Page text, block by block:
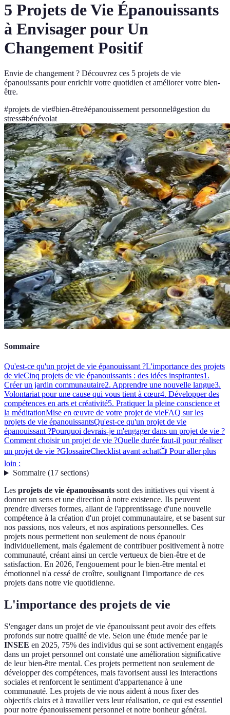
5 Projets de Vie Épanouissants
à Envisager pour Un
Changement Positif
Envie de changement ? Découvrez ces 5 projets de vie
épanouissants pour enrichir votre quotidien et améliorer votre bien-
être.
#projets de vie#bien-être#épanouissement personnel#gestion du
stress#bénévolat
Sommaire
Qu'est-ce qu'un projet de vie épanouissant ?L'importance des projets
de vieCinq projets de vie épanouissants : des idées inspirantes1.
Créer un jardin communautaire2. Apprendre une nouvelle langue3.
Volontariat pour une cause qui vous tient à cœur4. Développer des
compétences en arts et créativité5. Pratiquer la pleine conscience et
la méditationMise en œuvre de votre projet de vieFAQ sur les
projets de vie épanouissantsQu'est-ce qu'un projet de vie
épanouissant ?Pourquoi devrais-je m'engager dans un projet de vie ?
Comment choisir un projet de vie ?Quelle durée faut-il pour réaliser
un projet de vie ?GlossaireChecklist avant achat📺 Pour aller plus
loin :
Sommaire(17 sections)
Les projets de vie épanouissants sont des initiatives qui visent à
donner un sens et une direction à notre existence. Ils peuvent
prendre diverses formes, allant de l'apprentissage d'une nouvelle
compétence à la création d'un projet communautaire, et se basent sur
nos passions, nos valeurs, et nos aspirations personnelles. Ces
projets nous permettent non seulement de nous épanouir
individuellement, mais également de contribuer positivement à notre
communauté, créant ainsi un cercle vertueux de bien-être et de
satisfaction. En 2026, l'engouement pour le bien-être mental et
émotionnel n'a cessé de croître, soulignant l'importance de ces
projets dans notre vie quotidienne.
L'importance des projets de vie
S'engager dans un projet de vie épanouissant peut avoir des effets
profonds sur notre qualité de vie. Selon une étude menée par le
INSEE en 2025, 75% des individus qui se sont activement engagés
dans un projet personnel ont constaté une amélioration significative
de leur bien-être mental. Ces projets permettent non seulement de
développer des compétences, mais favorisent aussi les interactions
sociales et renforcent le sentiment d'appartenance à une
communauté. Les projets de vie nous aident à nous fixer des
objectifs clairs et à travailler vers leur réalisation, ce qui est essentiel
pour notre épanouissement personnel et notre bonheur général.